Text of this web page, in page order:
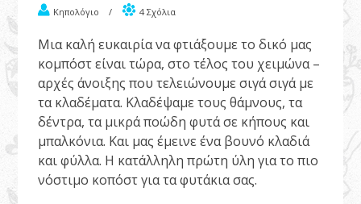
Κηπολόγιο / 4 Σχόλια
Μια καλή ευκαιρία να φτιάξουμε το δικό μας
κομπόστ είναι τώρα, στο τέλος του χειμώνα –
αρχές άνοιξης που τελειώνουμε σιγά σιγά με
τα κλαδέματα. Κλαδέψαμε τους θάμνους, τα
δέντρα, τα μικρά ποώδη φυτά σε κήπους και
μπαλκόνια. Και μας έμεινε ένα βουνό κλαδιά
και φύλλα. Η κατάλληλη πρώτη ύλη για το πιο
νόστιμο κοπόστ για τα φυτάκια σας.